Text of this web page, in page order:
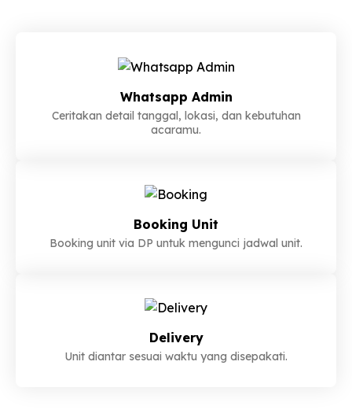
Whatsapp Admin
Ceritakan detail tanggal, lokasi, dan kebutuhan
acaramu.
Booking Unit
Booking unit via DP untuk mengunci jadwal unit.
Delivery
Unit diantar sesuai waktu yang disepakati.